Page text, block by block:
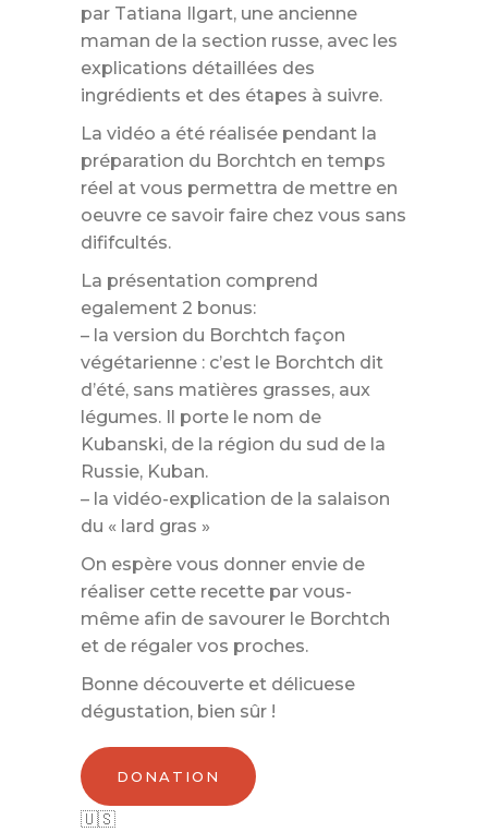
par Tatiana Ilgart, une ancienne
maman de la section russe, avec les
explications détaillées des
ingrédients et des étapes à suivre.
La vidéo a été réalisée pendant la
préparation du Borchtch en temps
réel at vous permettra de mettre en
oeuvre ce savoir faire chez vous sans
dififcultés.
La présentation comprend
egalement 2 bonus:
– la version du Borchtch façon
végétarienne : c’est le Borchtch dit
d’été, sans matières grasses, aux
légumes. Il porte le nom de
Kubanski, de la région du sud de la
Russie, Kuban.
– la vidéo-explication de la salaison
du « lard gras »
On espère vous donner envie de
réaliser cette recette par vous-
même afin de savourer le Borchtch
et de régaler vos proches.
Bonne découverte et délicuese
dégustation, bien sûr !
DONATION